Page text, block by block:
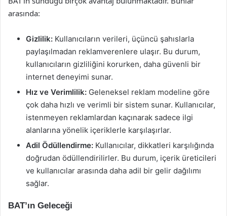
arasında:
Gizlilik: Kullanıcıların verileri, üçüncü şahıslarla
paylaşılmadan reklamverenlere ulaşır. Bu durum,
kullanıcıların gizliliğini korurken, daha güvenli bir
internet deneyimi sunar.
Hız ve Verimlilik: Geleneksel reklam modeline göre
çok daha hızlı ve verimli bir sistem sunar. Kullanıcılar,
istenmeyen reklamlardan kaçınarak sadece ilgi
alanlarına yönelik içeriklerle karşılaşırlar.
Adil Ödüllendirme: Kullanıcılar, dikkatleri karşılığında
doğrudan ödüllendirilirler. Bu durum, içerik üreticileri
ve kullanıcılar arasında daha adil bir gelir dağılımı
sağlar.
BAT’ın Geleceği